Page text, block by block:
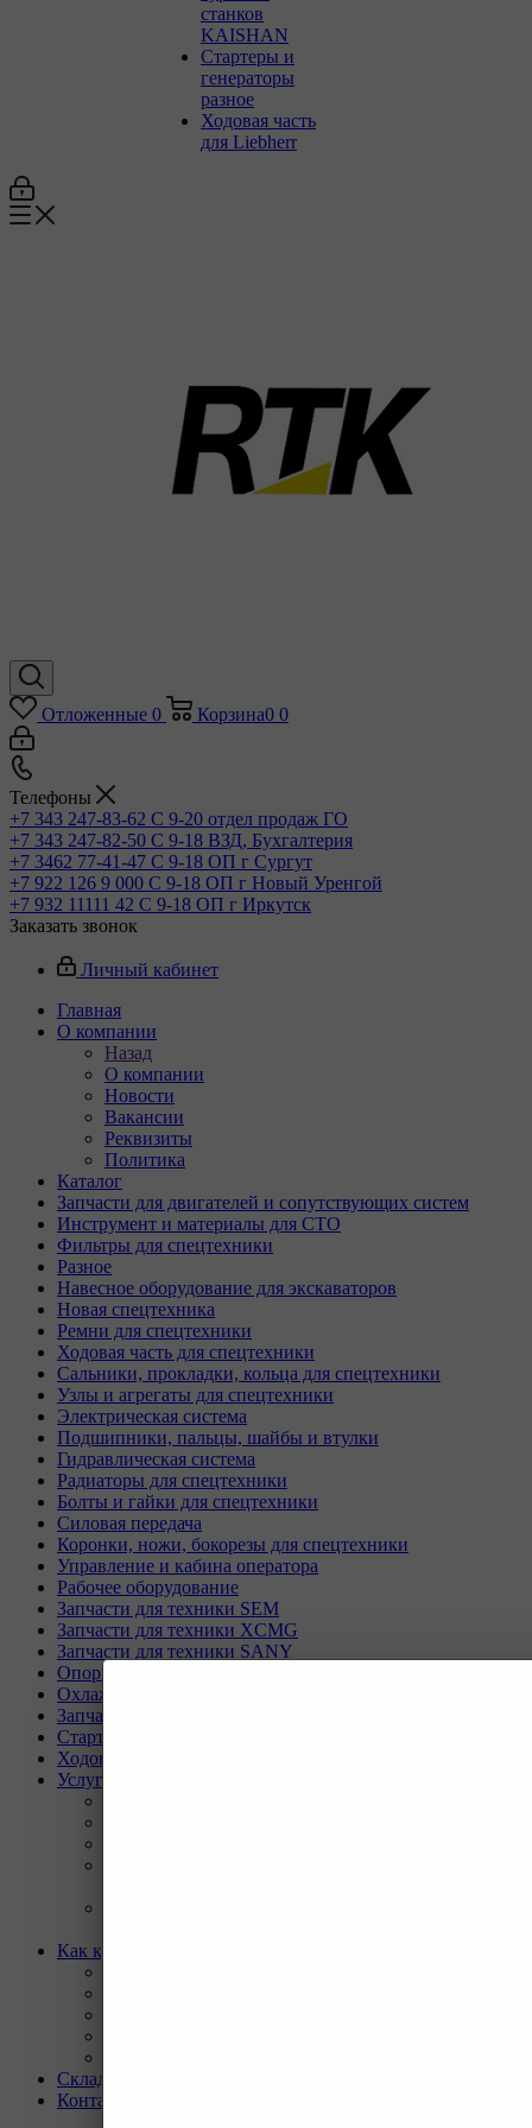
станков
KAISHAN
Стартеры и
генераторы
разное
Ходовая часть
для Liebherr
Отложенные 0 Корзина0 0
Телефоны
+7 343 247-83-62 С 9-20 отдел продаж ГО
+7 343 247-82-50 С 9-18 ВЗД, Бухгалтерия
+7 3462 77-41-47 С 9-18 ОП г Сургут
+7 922 126 9 000 С 9-18 ОП г Новый Уренгой
+7 932 11111 42 С 9-18 ОП г Иркутск
Заказать звонок
Личный кабинет
Главная
О компании
Назад
О компании
Новости
Вакансии
Реквизиты
Политика
Каталог
Запчасти для двигателей и сопутствующих систем
Инструмент и материалы для СТО
Фильтры для спецтехники
Разное
Навесное оборудование для экскаваторов
Новая спецтехника
Ремни для спецтехники
Ходовая часть для спецтехники
Сальники, прокладки, кольца для спецтехники
Узлы и агрегаты для спецтехники
Электрическая система
Подшипники, пальцы, шайбы и втулки
Гидравлическая система
Радиаторы для спецтехники
Болты и гайки для спецтехники
Силовая передача
Коронки, ножи, бокорезы для спецтехники
Управление и кабина оператора
Рабочее оборудование
Запчасти для техники SEM
Запчасти для техники XCMG
Запчасти для техники SANY
Опорно-поворотные круги
Охлаждающая система
Запчасти для буровых станков KAISHAN
Стартеры и генераторы разное
Ходовая часть для Liebherr
Услуги
Как купить
Склады
Контакты